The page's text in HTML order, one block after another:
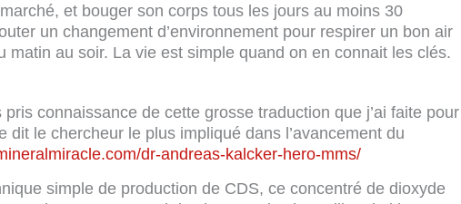
et bouger son corps tous les jours au moins 30
un changement d’environnement pour respirer un bon air
matin au soir. La vie est simple quand on en connait les clés.
connaissance de cette grosse traduction que j’ai faite pour
dit le chercheur le plus impliqué dans l’avancement du
dr-andreas-kalcker-hero-mms/
simple de production de CDS, ce concentré de dioxyde